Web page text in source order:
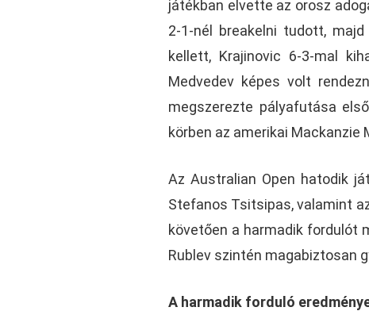
játékban elvette az orosz
2-1-nél breakelni tudott,
kellett, Krajinovic 6-3-mal
Medvedev képes volt
megszerezte pályafutása
körben az amerikai Mackanzie
Az Australian Open hatodik
Stefanos Tsitsipas, valamint
követően a harmadik fordulót
Rublev szintén magabiztosan
A harmadik forduló